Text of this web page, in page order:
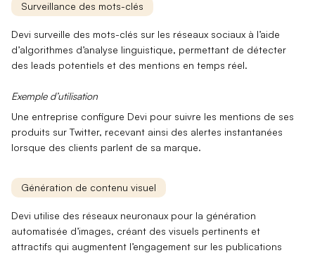
Surveillance des mots-clés
Devi surveille des mots-clés sur les réseaux sociaux à l’aide
d’algorithmes d’analyse linguistique, permettant de détecter
des leads potentiels et des mentions en temps réel.
Exemple d’utilisation
Une entreprise configure Devi pour suivre les mentions de ses
produits sur Twitter, recevant ainsi des alertes instantanées
lorsque des clients parlent de sa marque.
Génération de contenu visuel
Devi utilise des réseaux neuronaux pour la génération
automatisée d’images, créant des visuels pertinents et
attractifs qui augmentent l’engagement sur les publications